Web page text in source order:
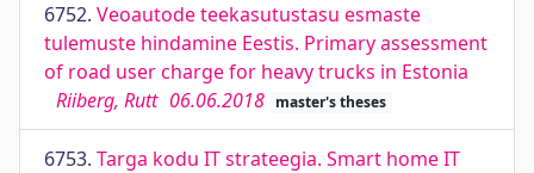
6752. Veoautode teekasutustasu esmaste
tulemuste hindamine Eestis. Primary assessment
of road user charge for heavy trucks in Estonia
Riiberg, Rutt 06.06.2018 master's theses
6753. Targa kodu IT strateegia. Smart home IT